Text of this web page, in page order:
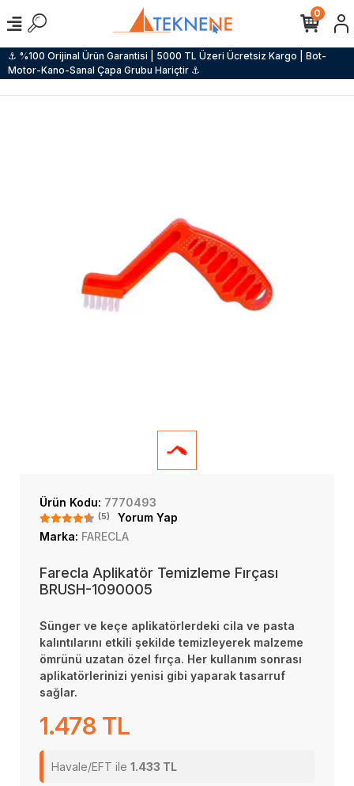
⚓ %100 Orijinal Ürün Garantisi | 5000 TL Üzeri Ücretsiz Kargo | Bot-
Motor-Kano-Sanal Çapa Grubu Hariçtir ⚓
0
Ürün Kodu: 7770493
(5)
Yorum Yap
Marka: FARECLA
Farecla Aplikatör Temizleme Fırçası
BRUSH-1090005
Sünger ve keçe aplikatörlerdeki cila ve pasta
kalıntılarını etkili şekilde temizleyerek malzeme
ömrünü uzatan özel fırça. Her kullanım sonrası
aplikatörlerinizi yenisi gibi yaparak tasarruf
sağlar.
1.478 TL
Havale/EFT ile 1.433 TL